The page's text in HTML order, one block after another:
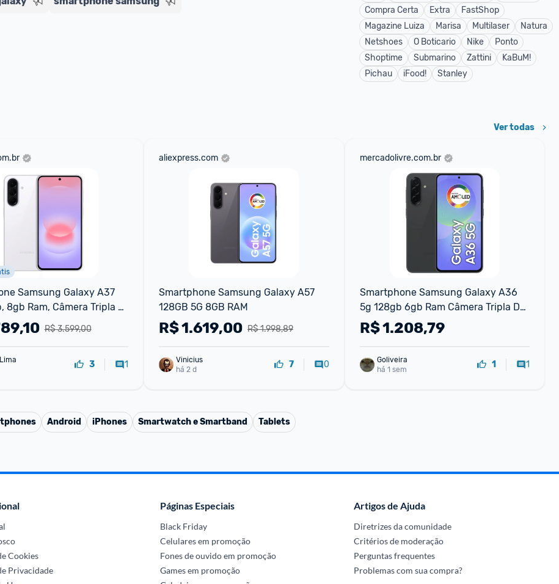
Compra Certa
Extra
FastShop
Magazine Luiza
Marisa Multilaser
Natura
Netshoes
O Boticario Nike
Ponto
Shoptime
Submarino Zattini
KaBuM!
Pichau
iFood! Stanley
Ver todas
Samsung Galaxy A37
8gb Ram, Câmera Tripla
Ois, Selfie De 12mp
R$ 3.599,00
3 1
aliexpress.com
Smartphone Samsung Galaxy A57
128GB 5G 8GB RAM
R$ 1.998,89
R$1.619,00
Vinicius
há 2 d
7 0
mercadolivre.com.br
Smartphone Samsung Galaxy A36
5g 128gb 6gb Ram Câmera Tripla De
Até 50mp Selfie De 12mp Ip67 Super
Amoled 6.7'' Nfc Re
R$1.208,79
Goliveira
há 1 sem
1 1
Android iPhones Smartwatch e Smartband Tablets
Cookies
Privacidade
Páginas Especiais
Black Friday
Celulares em promoção
Fones de ouvido em promoção
Games em promoção
Artigos de Ajuda
Diretrizes da comunidade
Critérios de moderação
Perguntas frequentes
Problemas com sua compra?